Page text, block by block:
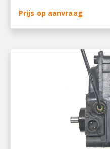
Prijs op aanvraag